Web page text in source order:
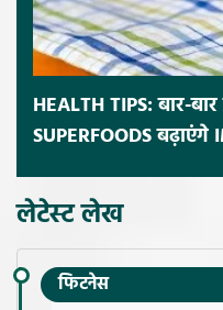
HEALTH TIPS: बार-
SUPERFOODS
लेटेस्ट लेख
फिटनेस